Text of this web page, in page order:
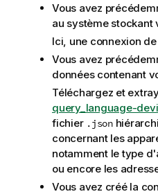
Vous avez
au système stockant
Ici, une connexion
Vous avez
données contenant
Téléchargez et
query_language-
fichier .json
concernant les
notamment le type
ou encore les
Vous avez créé la